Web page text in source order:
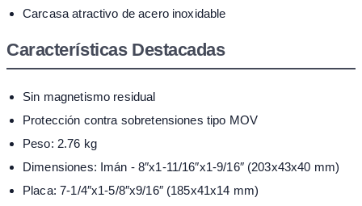
Carcasa atractivo de acero inoxidable
Características Destacadas
Sin magnetismo residual
Protección contra sobretensiones tipo MOV
Peso: 2.76 kg
Dimensiones: Imán - 8″x1-11/16″x1-9/16″ (203x43x40 mm)
Placa: 7-1/4″x1-5/8″x9/16″ (185x41x14 mm)